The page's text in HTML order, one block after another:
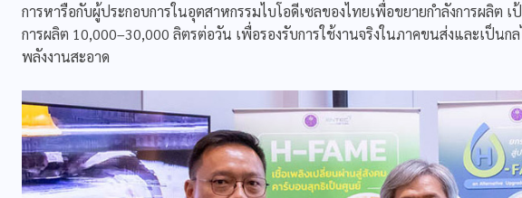
การหารือกับผู้ประกอบการในอุตสาหกรรมไบโอดีเซลของไทยเพื่อขยายกำลังการผลิต
การผลิต 10,000–30,000 ลิตรต่อวัน เพื่อรองรับการใช้งานจริงในภาคขนส่งและเป็น
พลังงานสะอาด